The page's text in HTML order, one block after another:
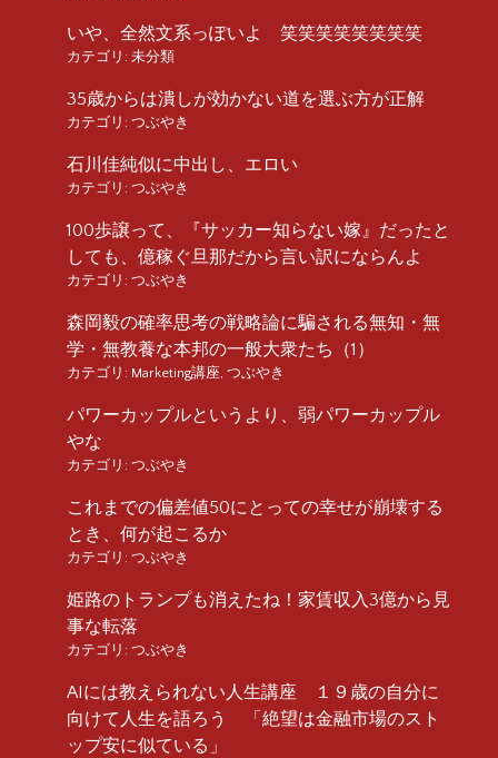
いや、全然文系っぽいよ 笑笑笑笑笑笑笑笑
カテゴリ: 未分類
35歳からは潰しが効かない道を選ぶ方が正解
カテゴリ: つぶやき
石川佳純似に中出し、エロい
カテゴリ: つぶやき
100歩譲って、『サッカー知らない嫁』だったと
しても、億稼ぐ旦那だから言い訳にならんよ
カテゴリ: つぶやき
森岡毅の確率思考の戦略論に騙される無知・無
学・無教養な本邦の一般大衆たち（1）
カテゴリ: Marketing講座 つぶやき
パワーカップルというより、弱パワーカップル
やな
カテゴリ: つぶやき
これまでの偏差値50にとっての幸せが崩壊する
とき、何が起こるか
カテゴリ: つぶやき
姫路のトランプも消えたね！家賃収入3億から見
事な転落
カテゴリ: つぶやき
AIには教えられない人生講座 １９歳の自分に
向けて人生を語ろう 「絶望は金融市場のスト
ップ安に似ている」